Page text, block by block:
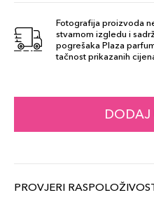
53 Push Up
Gloss
Fotografija proizvoda
stvarnom izgledu i
pogrešaka Plaza
tačnost prikazanih
DODAJ
PROVJERI